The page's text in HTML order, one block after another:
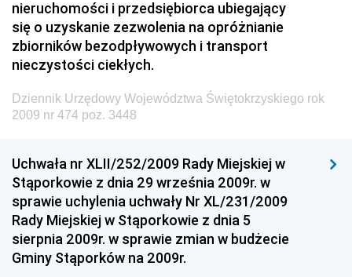
Dziennik Urzędowy Ministra Inwestycji i Rozwoju
Dziennik Urzędowy Naczelnego Dyrektora Archiwów
Państwowych
Dziennik Urzędowy Ministra Finansów, Inwestycji i
Rozwoju
Dziennik Urzędowy Ministra Sportu
Dziennik Urzędowy Ministra Funduszy i Polityki
Regionalnej
Dziennik Urzędowy Ministra Aktywów Państwowych
Dziennik Urzędowy Ministra Zdrowia
nieruchomości i przedsiębiorca ubiegający
się o uzyskanie zezwolenia na opróżnianie
zbiorników bezodpływowych i transport
nieczystości ciekłych.
Dziennik Urzędowy Województwa Świętokrzyskiego rok
2009 nr 474 poz. 3448
Uchwała nr XLII/252/2009 Rady Miejskiej w
Stąporkowie z dnia 29 września 2009r. w
sprawie uchylenia uchwały Nr XL/231/2009
Rady Miejskiej w Stąporkowie z dnia 5
sierpnia 2009r. w sprawie zmian w budżecie
Gminy Stąporków na 2009r.